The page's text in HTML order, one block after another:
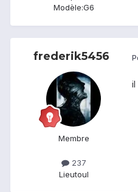
Modèle:G6
frederik5456
Membre
237
Lieutoul
il